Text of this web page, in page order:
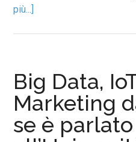
più...]
Big Data,
Marketing
se è parlato